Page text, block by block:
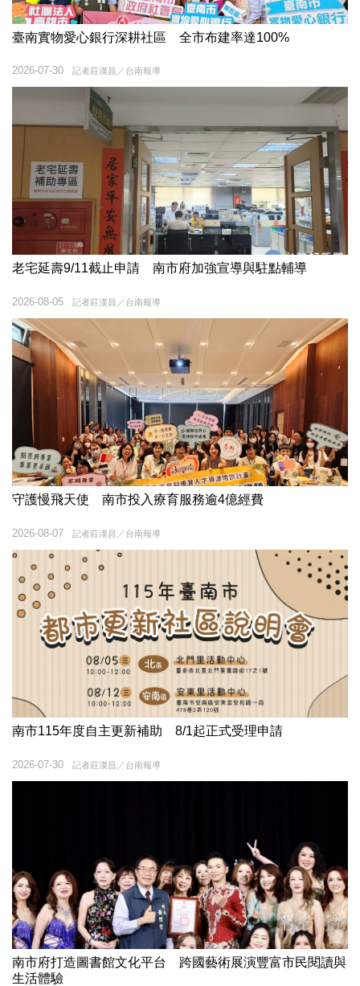
臺南實物愛心銀行深耕社區 全市布建率達100%
記者莊漢昌／台南報導
2026-07-30
老宅延壽9/11截止申請 南市府加強宣導與駐點輔導
記者莊漢昌／台南報導
2026-08-05
守護慢飛天使 南市投入療育服務逾4億經費
記者莊漢昌／台南報導
2026-08-07
南市115年度自主更新補助 8/1起正式受理申請
記者莊漢昌／台南報導
2026-07-30
南市府打造圖書館文化平台 跨國藝術展演豐富市民閱讀與
生活體驗